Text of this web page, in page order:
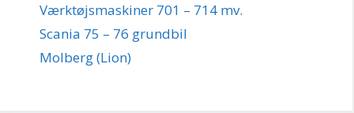
Værktøjsmaskiner 701 – 714 mv.
Scania 75 – 76 grundbil
Molberg (Lion)